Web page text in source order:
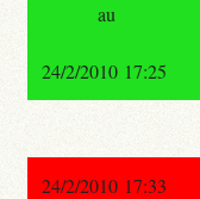
au
24/2/2010 17:25
24/2/2010 17:33